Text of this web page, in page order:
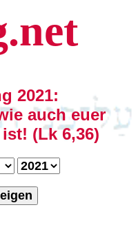
2021:
auch euer
(Lk 6,36)